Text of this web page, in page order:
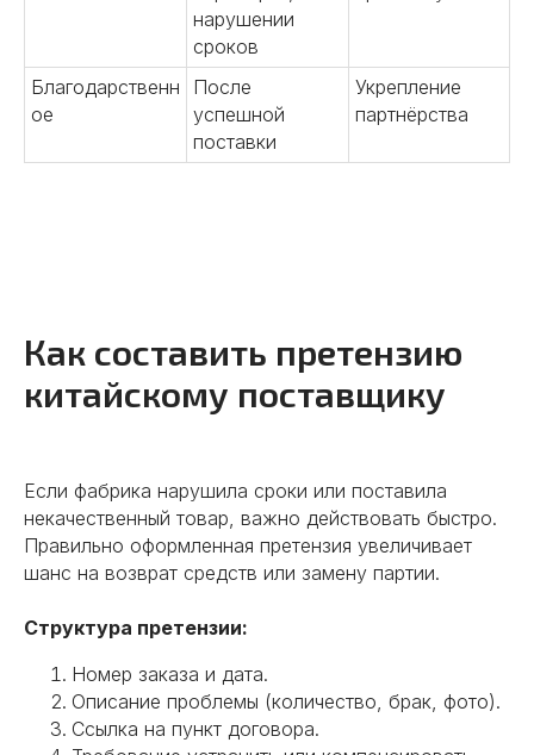
нарушении
сроков
Благодарственн
ое
После
успешной
поставки
Укрепление
партнёрства
Как составить претензию
китайскому поставщику
Если фабрика нарушила сроки или поставила
некачественный товар, важно действовать быстро.
Правильно оформленная претензия увеличивает
шанс на возврат средств или замену партии.
Структура претензии:
Номер заказа и дата.
Описание проблемы (количество, брак, фото).
Ссылка на пункт договора.